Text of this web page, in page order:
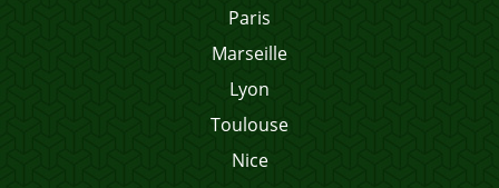
Paris
Marseille
Lyon
Toulouse
Nice